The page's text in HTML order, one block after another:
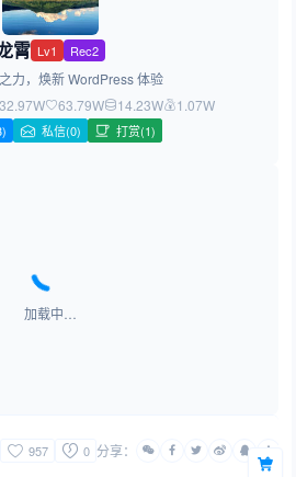
霄 Lv1 Rec2
力，焕新 WordPress 体验
32.97W 63.79W 14.23W 1.07W
私信(0) 打赏(1)
加载中…
957 0 分享：